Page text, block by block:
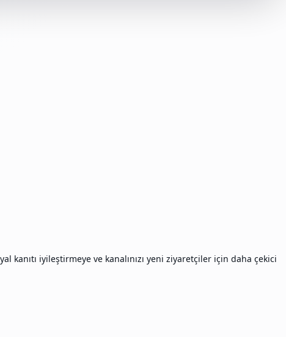
iyileştirmeye ve kanalınızı yeni ziyaretçiler için daha çekici